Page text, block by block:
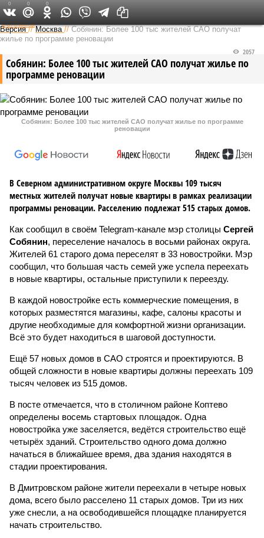
Федеральный выпуск
Версия //Москва //Собянин: Более 100 тыс жителей САО получат
жилье по программе реновации
Собянин: Более 100 тыс жителей САО получат жилье по
программе реновации
2057
Собянин: Более 100 тыс жителей САО получат жилье по программе
реновации
В Северном административном округе Москвы 109 тысяч
местных жителей получат новые квартиры в рамках реализации
программы реновации. Расселению подлежат 515 старых домов.
Как сообщил в своём Telegram-канале мэр столицы Сергей
Собянин, переселение началось в восьми районах округа.
Жителей 61 старого дома переселят в 33 новостройки. Мэр
сообщил, что большая часть семей уже успела переехать
в новые квартиры, остальные приступили к переезду.
В каждой новостройке есть коммерческие помещения, в
которых разместятся магазины, кафе, салоны красоты и
другие необходимые для комфортной жизни организации.
Всё это будет находиться в шаговой доступности.
Ещё 57 новых домов в САО строятся и проектируются. В
общей сложности в новые квартиры должны переехать 109
тысяч человек из 515 домов.
В посте отмечается, что в столичном районе Коптево
определены восемь стартовых площадок. Одна
новостройка уже заселяется, ведётся строительство ещё
четырёх зданий. Строительство одного дома должно
начаться в ближайшее время, два здания находятся в
стадии проектирования.
В Дмитровском районе жители переехали в четыре новых
дома, всего было расселено 11 старых домов. Три из них
уже снесли, а на освободившейся площадке планируется
начать строительство.
0 0 0